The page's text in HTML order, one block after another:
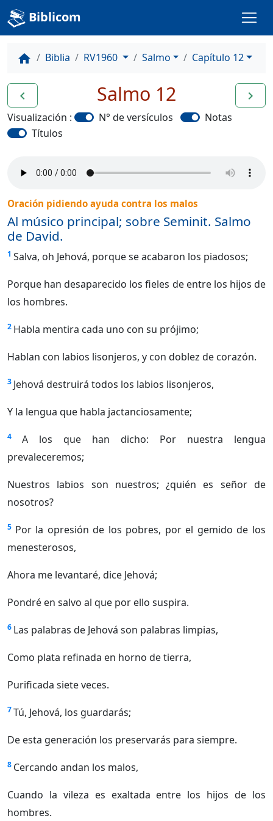
Biblicom
home Biblia RV1960 Salmo Capítulo 12
navigate_before navigate_next
Salmo 12
Visualización : N° de versículos
Notas
Títulos
Oración pidiendo ayuda contra los malos
Al músico principal; sobre Seminit. Salmo
de David.
1 Salva, oh Jehová, porque se acabaron los piadosos;
Porque han desaparecido los fieles de entre los hijos de
los hombres.
2 Habla mentira cada uno con su prójimo;
Hablan con labios lisonjeros, y con doblez de corazón.
3 Jehová destruirá todos los labios lisonjeros,
Y la lengua que habla jactanciosamente;
4
A los que han dicho: Por nuestra lengua
prevaleceremos;
Nuestros labios son nuestros; ¿quién es señor de
nosotros?
5 Por la opresión de los pobres, por el gemido de los
menesterosos,
Ahora me levantaré, dice Jehová;
Pondré en salvo al que por ello suspira.
6 Las palabras de Jehová son palabras limpias,
Como plata refinada en horno de tierra,
Purificada siete veces.
7Tú, Jehová, los guardarás;
De esta generación los preservarás para siempre.
8 Cercando andan los malos,
Cuando la vileza es exaltada entre los hijos de los
hombres.